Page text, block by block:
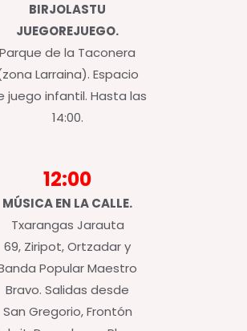
BIRJOLASTU
JUEGOREJUEGO.
Parque de la Taconera
Larraina). Espacio
juego infantil. Hasta las
14:00.
12:00
MÚSICA EN LA CALLE.
Txarangas Jarauta
69, Ziripot, Ortzadar y
Popular Maestro
Bravo. Salidas desde
San Gregorio, Frontón